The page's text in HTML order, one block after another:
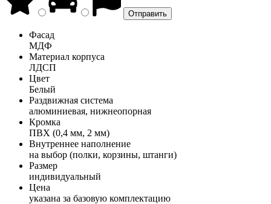
Фасад
МДФ
Материал корпуса
ЛДСП
Цвет
Белый
Раздвижная система
алюминиевая, нижнеопорная
Кромка
ПВХ (0,4 мм, 2 мм)
Внутреннее наполнение
на выбор (полки, корзины, штанги)
Размер
индивидуальный
Цена
указана за базовую комплектацию